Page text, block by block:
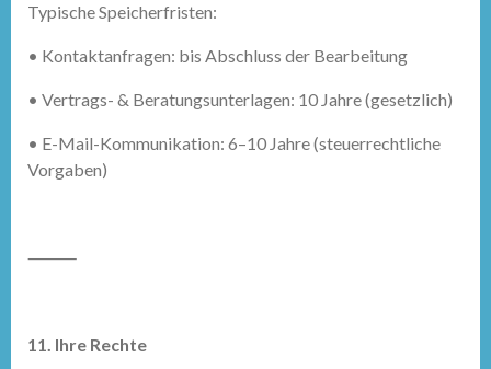
Typische Speicherfristen:
• Kontaktanfragen: bis Abschluss der Bearbeitung
• Vertrags- & Beratungsunterlagen: 10 Jahre (gesetzlich)
• E-Mail-Kommunikation: 6–10 Jahre (steuerrechtliche
Vorgaben)
⸻
11. Ihre Rechte